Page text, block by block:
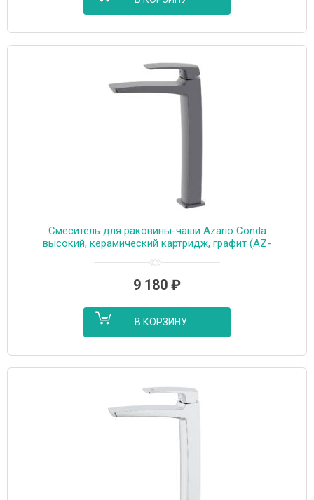
Смеситель для раковины-чаши Azario Conda
высокий, керамический картридж, графит (AZ-
9 180 ₽
В КОРЗИНУ